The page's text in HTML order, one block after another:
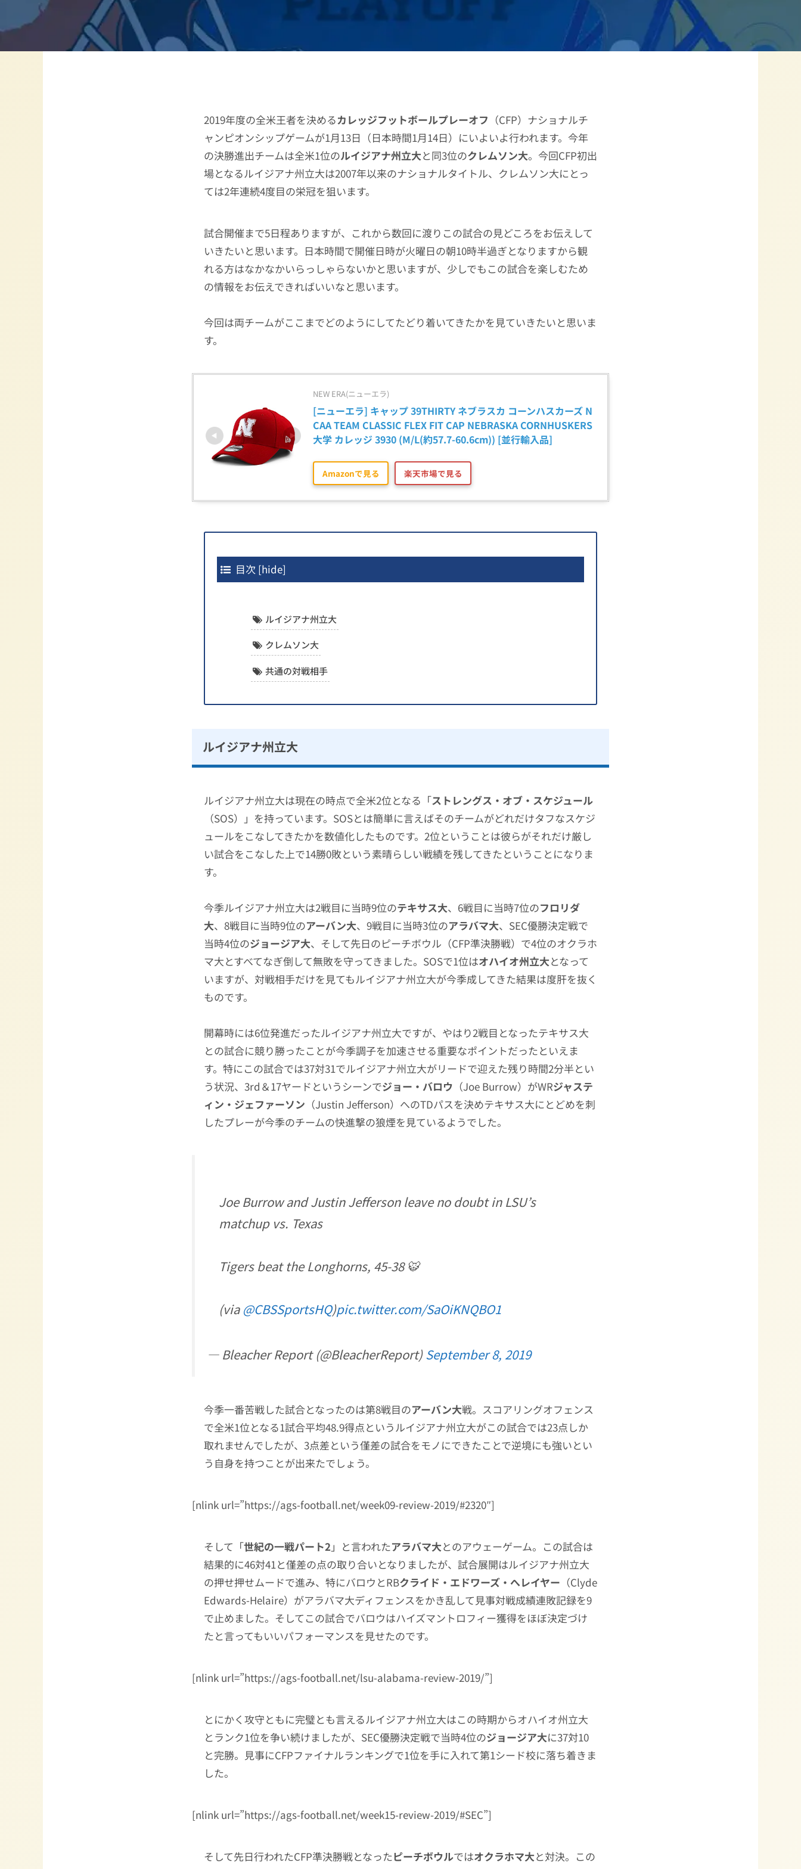
2019年度の全米王者を決めるカレッジフットボールプレーオフ （CFP）ナショナルチ
ャンピオンシップゲームが1月13日（日本時間1月14日）にいよいよ行われます。今年
の決勝進出チームは全米1位のルイジアナ州立大と同3位のクレムソン大。今回CFP初出
場となるルイジアナ州立大は2007年以来のナショナルタイトル、クレムソン大にとっ
ては2年連続4度目の栄冠を狙います。
試合開催まで5日程ありますが、これから数回に渡りこの試合の見どころをお伝えして
いきたいと思います。日本時間で開催日時が火曜日の朝10時半過ぎとなりますから観
れる方はなかなかいらっしゃらないかと思いますが、少しでもこの試合を楽しむため
の情報をお伝えできればいいなと思います。
今回は両チームがここまでどのようにしてたどり着いてきたかを見ていきたいと思いま
す。
NEW ERA(ニューエラ)
[ニューエラ] キャップ 39THIRTY ネブラスカ コーンハスカーズ N
CAA TEAM CLASSIC FLEX FIT CAP NEBRASKA CORNHUSKERS
大学 カレッジ 3930 (M/L(約57.7-60.6cm)) [並行輸入品]
Amazonで見る 楽天市場で見る
目次 [hide]
ルイジアナ州立大
クレムソン大
共通の対戦相手
ルイジアナ州立大
ルイジアナ州立大は現在の時点で全米2位となる「ストレングス・オブ・スケジュール
（SOS）」を持っています。SOSとは簡単に言えばそのチームがどれだけタフなスケジ
ュールをこなしてきたかを数値化したものです。2位ということは彼らがそれだけ厳し
い試合をこなした上で14勝0敗という素晴らしい戦績を残してきたということになりま
す。
今季ルイジアナ州立大は2戦目に当時9位のテキサス大、6戦目に当時7位のフロリダ
大、8戦目に当時9位のアーバン大、9戦目に当時3位のアラバマ大、SEC優勝決定戦で
当時4位のジョージア大、そして先日のピーチボウル（CFP準決勝戦）で4位のオクラホ
マ大とすべてなぎ倒して無敗を守ってきました。SOSで1位はオハイオ州立大となって
いますが、対戦相手だけを見てもルイジアナ州立大が今季成してきた結果は度肝を抜く
ものです。
開幕時には6位発進だったルイジアナ州立大ですが、やはり2戦目となったテキサス大
との試合に競り勝ったことが今季調子を加速させる重要なポイントだったといえま
す。特にこの試合では37対31でルイジアナ州立大がリードで迎えた残り時間2分半とい
う状況、3rd＆17ヤードというシーンでジョー・バロウ （Joe Burrow）がWRジャステ
ィン・ジェファーソン （Justin Jefferson）へのTDパスを決めテキサス大にとどめを刺
したプレーが今季のチームの快進撃の狼煙を見ているようでした。
Joe Burrow and Justin Jefferson leave no doubt in LSU’s
matchup vs. Texas
Tigers beat the Longhorns, 45-38 🐯
(via @CBSSportsHQ)pic.twitter.com/SaOiKNQBO1
— Bleacher Report (@BleacherReport)September 8, 2019
今季一番苦戦した試合となったのは第8戦目のアーバン大戦。スコアリングオフェンス
で全米1位となる1試合平均48.9得点というルイジアナ州立大がこの試合では23点しか
取れませんでしたが、3点差という僅差の試合をモノにできたことで逆境にも強いとい
う自身を持つことが出来たでしょう。
[nlink url=”https://ags-football.net/week09-review-2019/#2320″]
そして「世紀の一戦パート2」と言われたアラバマ大とのアウェーゲーム。この試合は
結果的に46対41と僅差の点の取り合いとなりましたが、試合展開はルイジアナ州立大
の押せ押せムードで進み、特にバロウとRBクライド・エドワーズ・へレイヤー （Clyde
Edwards-Helaire）がアラバマ大ディフェンスをかき乱して見事対戦成績連敗記録を9
で止めました。そしてこの試合でバロウはハイズマントロフィー獲得をほぼ決定づけ
たと言ってもいいパフォーマンスを見せたのです。
[nlink url=”https://ags-football.net/lsu-alabama-review-2019/”]
とにかく攻守ともに完璧とも言えるルイジアナ州立大はこの時期からオハイオ州立大
とランク1位を争い続けましたが、SEC優勝決定戦で当時4位のジョージア大に37対10
と完勝。見事にCFPファイナルランキングで1位を手に入れて第1シード校に落ち着きま
した。
[nlink url=”https://ags-football.net/week15-review-2019/#SEC”]
そして先日行われたCFP準決勝戦となったピーチボウルではオクラホマ大と対決。この